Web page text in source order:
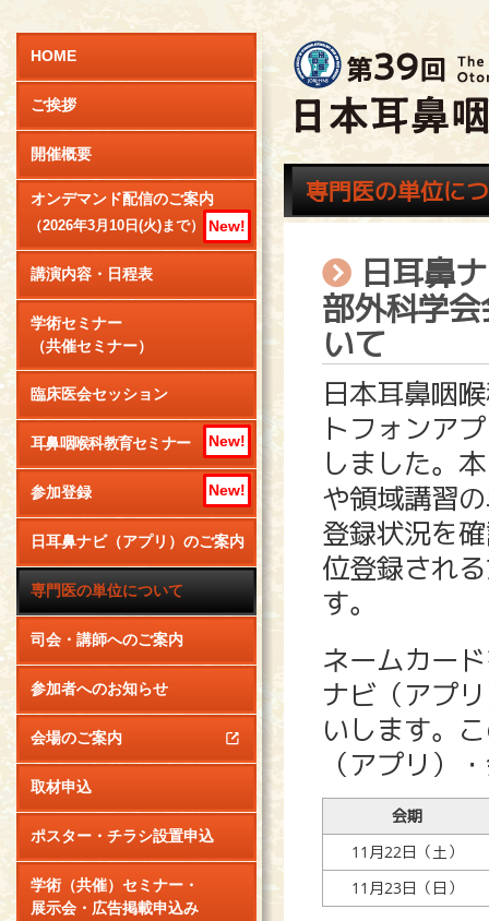
HOME
ご挨拶
開催概要
オンデマンド配信のご案内
（2026年3月10日(火)まで） New!
講演内容・日程表
学術セミナー
（共催セミナー）
臨床医会セッション
耳鼻咽喉科教育セミナー New!
参加登録 New!
日耳鼻ナビ（アプリ）のご案内
専門医の単位について
司会・講師へのご案内
参加者へのお知らせ
会場のご案内
取材申込
ポスター・チラシ設置申込
学術（共催）セミナー・
展示会・広告掲載申込み
専門医の単位に
日耳鼻
部外科学
いて
日本耳鼻咽
トフォンア
しました。
や領域講習
登録状況を
位登録され
す。
ネームカー
ナビ（アプ
いします。
（アプリ）
会期
11月22日（土）
11月23日（日）